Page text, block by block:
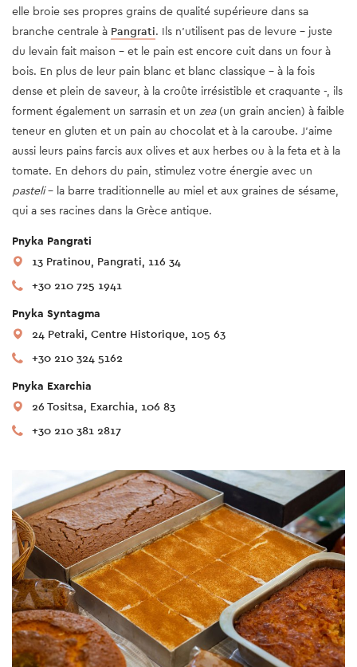
elle broie ses propres grains de qualité supérieure dans sa
branche centrale à Pangrati. Ils n'utilisent pas de levure - juste
du levain fait maison - et le pain est encore cuit dans un four à
bois. En plus de leur pain blanc et blanc classique - à la fois
dense et plein de saveur, à la croûte irrésistible et craquante -, ils
forment également un sarrasin et un zea(un grain ancien) à faible
teneur en gluten et un pain au chocolat et à la caroube. J'aime
aussi leurs pains farcis aux olives et aux herbes ou à la feta et à la
tomate. En dehors du pain, stimulez votre énergie avec un
pasteli- la barre traditionnelle au miel et aux graines de sésame,
qui a ses racines dans la Grèce antique.
Pnyka Pangrati
13 Pratinou, Pangrati, 116 34
+30 210 725 1941
Pnyka Syntagma
24 Petraki, Centre Historique, 105 63
+30 210 324 5162
Pnyka Exarchia
26 Tositsa, Exarchia, 106 83
+30 210 381 2817